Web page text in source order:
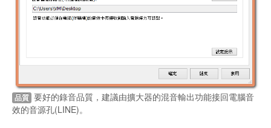
品質 要好的錄音品質，建議由擴大器的混音輸出功能接回電腦音
效的音源孔(LINE)。